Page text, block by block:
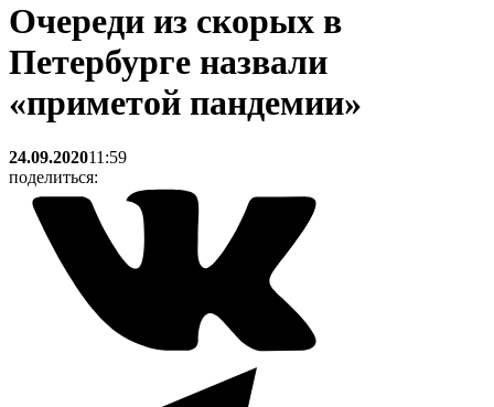
Очереди из скорых в
Петербурге назвали
«приметой пандемии»
24.09.202011:59
поделиться: